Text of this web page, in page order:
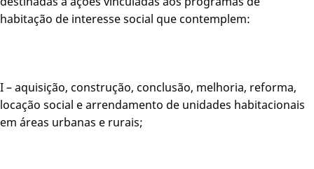
habitação de interesse social que contemplem:
I – aquisição, construção, conclusão, melhoria, reforma,
locação social e arrendamento de unidades habitacionais
em áreas urbanas e rurais;